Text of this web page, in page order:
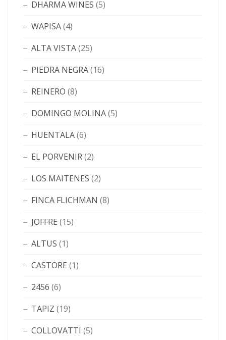
DHARMA WINES (5)
WAPISA(4)
ALTA VISTA(25)
PIEDRA NEGRA(16)
REINERO (8)
DOMINGO MOLINA(5)
HUENTALA(6)
EL PORVENIR(2)
LOS MAITENES (2)
FINCA FLICHMAN (8)
JOFFRE (15)
ALTUS (1)
CASTORE (1)
2456 (6)
TAPIZ (19)
COLLOVATTI (5)